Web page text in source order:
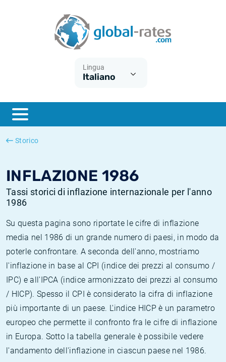
Lingua
Italiano
Storico
INFLAZIONE 1986
Tassi storici di inflazione internazionale per l'anno
1986
Su questa pagina sono riportate le cifre di inflazione
media nel 1986 di un grande numero di paesi, in modo da
poterle confrontare. A seconda dell'anno, mostriamo
l'inflazione in base al CPI (indice dei prezzi al consumo /
IPC) e all'IPCA (indice armonizzato dei prezzi al consumo
/ HICP). Spesso il CPI è considerato la cifra di inflazione
più importante di un paese. L'indice HICP è un parametro
europeo che permette il confronto fra le cifre di inflazione
in Europa. Sotto la tabella generale è possibile vedere
l'andamento dell'inflazione in ciascun paese nel 1986.
ESTER
SONIA
Cos'è l'inflazione CPI?
Cos'è l'inflazione HICP?
Inflazione Italia
Inflazione Stati Uniti
Tassi storici Euribor
Tassi storici di SONIA
Tassi storici di TONAR
Calcolatore dell’inflazione